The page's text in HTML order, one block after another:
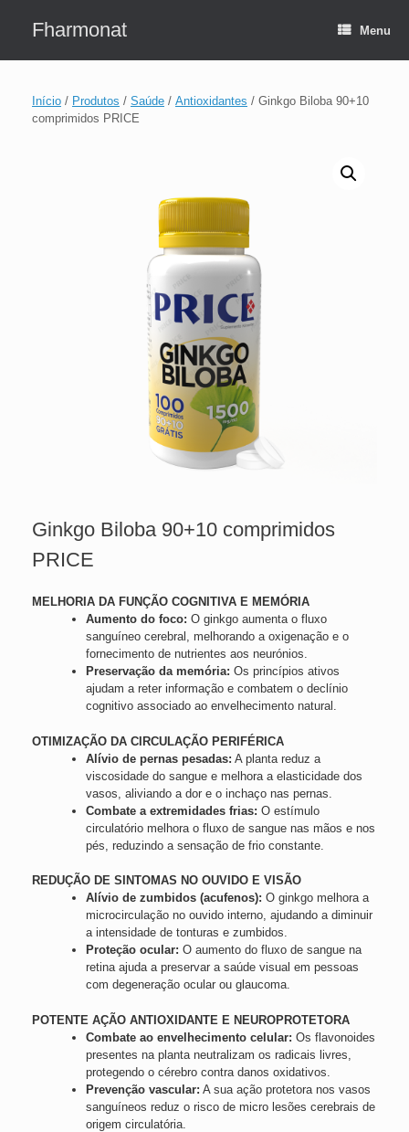
Fharmonat Menu
Início / Produtos / Saúde / Antioxidantes / Ginkgo Biloba 90+10
comprimidos PRICE
Ginkgo Biloba 90+10 comprimidos
PRICE
MELHORIA DA FUNÇÃO COGNITIVA E MEMÓRIA
Aumento do foco: O ginkgo aumenta o fluxo
sanguíneo cerebral, melhorando a oxigenação e o
fornecimento de nutrientes aos neurónios.
Preservação da memória: Os princípios ativos
ajudam a reter informação e combatem o declínio
cognitivo associado ao envelhecimento natural.
OTIMIZAÇÃO DA CIRCULAÇÃO PERIFÉRICA
Alívio de pernas pesadas: A planta reduz a
viscosidade do sangue e melhora a elasticidade dos
vasos, aliviando a dor e o inchaço nas pernas.
Combate a extremidades frias: O estímulo
circulatório melhora o fluxo de sangue nas mãos e nos
pés, reduzindo a sensação de frio constante.
REDUÇÃO DE SINTOMAS NO OUVIDO E VISÃO
Alívio de zumbidos (acufenos): O ginkgo melhora a
microcirculação no ouvido interno, ajudando a diminuir
a intensidade de tonturas e zumbidos.
Proteção ocular: O aumento do fluxo de sangue na
retina ajuda a preservar a saúde visual em pessoas
com degeneração ocular ou glaucoma.
POTENTE AÇÃO ANTIOXIDANTE E NEUROPROTETORA
Combate ao envelhecimento celular: Os flavonoides
presentes na planta neutralizam os radicais livres,
protegendo o cérebro contra danos oxidativos.
Prevenção vascular: A sua ação protetora nos vasos
sanguíneos reduz o risco de micro lesões cerebrais de
origem circulatória.